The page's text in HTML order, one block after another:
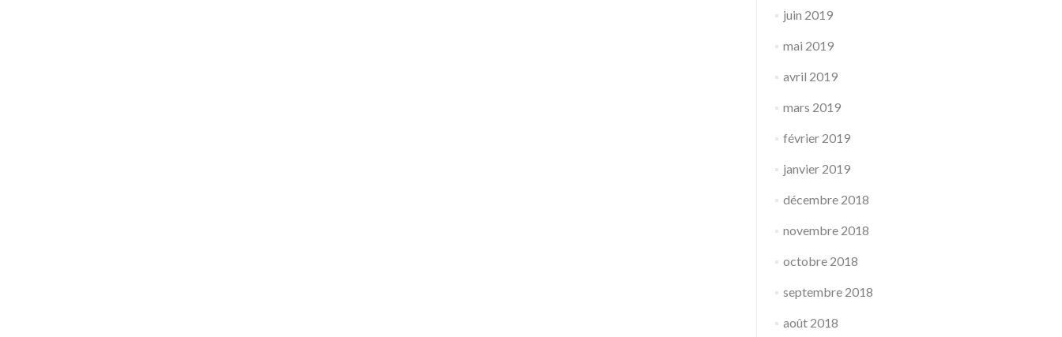
juin 2019
mai 2019
avril 2019
mars 2019
février 2019
janvier 2019
décembre 2018
novembre 2018
octobre 2018
septembre 2018
août 2018